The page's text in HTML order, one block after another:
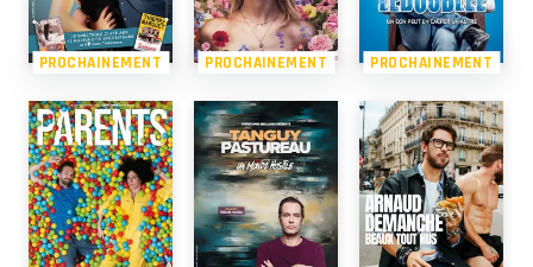
PROCHAINEMENT PROCHAINEMENT PROCHAINEMENT